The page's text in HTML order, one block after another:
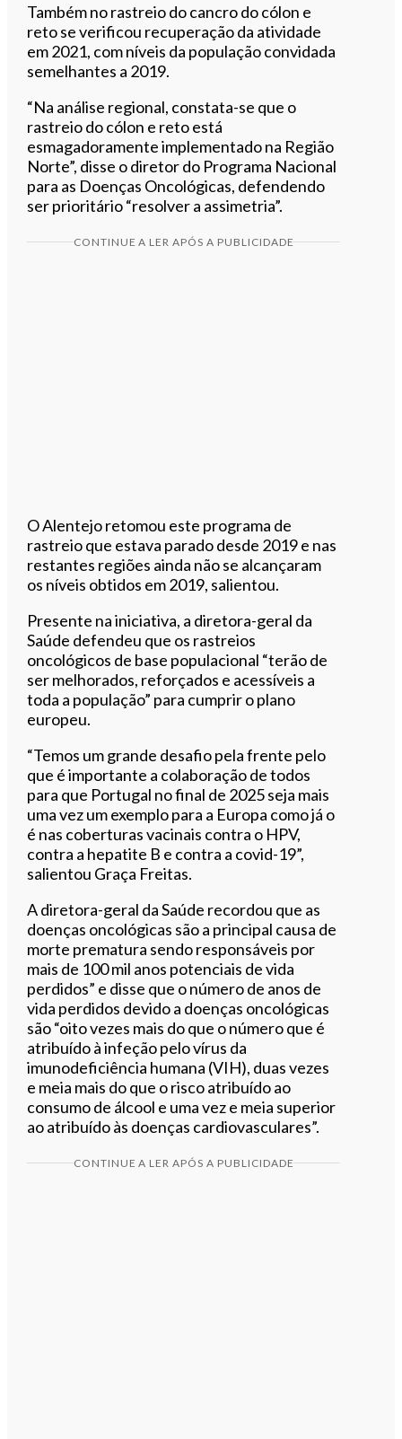
Também no rastreio do cancro do cólon e
reto se verificou recuperação da atividade
em 2021, com níveis da população convidada
semelhantes a 2019.
“Na análise regional, constata-se que o
rastreio do cólon e reto está
esmagadoramente implementado na Região
Norte”, disse o diretor do Programa Nacional
para as Doenças Oncológicas, defendendo
ser prioritário “resolver a assimetria”.
CONTINUE A LER APÓS A PUBLICIDADE
O Alentejo retomou este programa de
rastreio que estava parado desde 2019 e nas
restantes regiões ainda não se alcançaram
os níveis obtidos em 2019, salientou.
Presente na iniciativa, a diretora-geral da
Saúde defendeu que os rastreios
oncológicos de base populacional “terão de
ser melhorados, reforçados e acessíveis a
toda a população” para cumprir o plano
europeu.
“Temos um grande desafio pela frente pelo
que é importante a colaboração de todos
para que Portugal no final de 2025 seja mais
uma vez um exemplo para a Europa como já o
é nas coberturas vacinais contra o HPV,
contra a hepatite B e contra a covid-19”,
salientou Graça Freitas.
A diretora-geral da Saúde recordou que as
doenças oncológicas são a principal causa de
morte prematura sendo responsáveis por
mais de 100 mil anos potenciais de vida
perdidos” e disse que o número de anos de
vida perdidos devido a doenças oncológicas
são “oito vezes mais do que o número que é
atribuído à infeção pelo vírus da
imunodeficiência humana (VIH), duas vezes
e meia mais do que o risco atribuído ao
consumo de álcool e uma vez e meia superior
ao atribuído às doenças cardiovasculares”.
CONTINUE A LER APÓS A PUBLICIDADE